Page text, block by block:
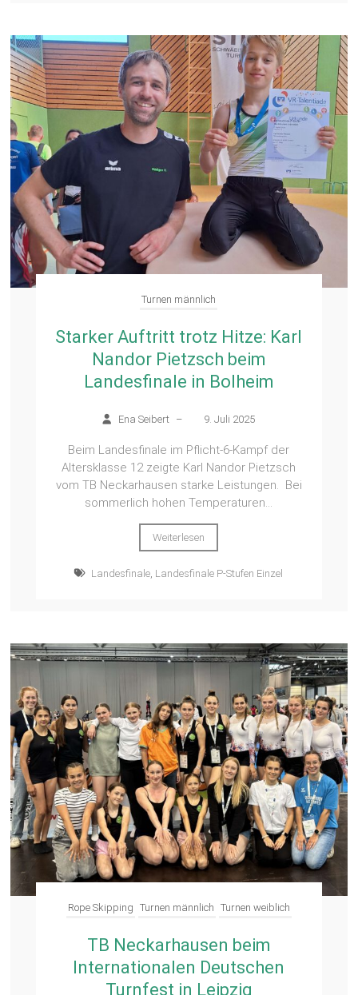
Turnen männlich
Starker Auftritt trotz Hitze: Karl
Nandor Pietzsch beim
Landesfinale in Bolheim
Ena Seibert – 9. Juli 2025
Beim Landesfinale im Pflicht-6-Kampf der
Altersklasse 12 zeigte Karl Nandor Pietzsch
vom TB Neckarhausen starke Leistungen. Bei
sommerlich hohen Temperaturen...
Weiterlesen
Landesfinale, Landesfinale P-Stufen Einzel
Rope Skipping Turnen männlich Turnen weiblich
TB Neckarhausen beim
Internationalen Deutschen
Turnfest in Leipzig